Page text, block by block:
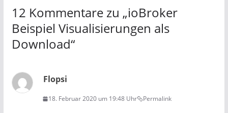
12 Kommentare zu „ioBroker
Beispiel Visualisierungen als
Download“
Flopsi
18. Februar 2020 um 19:48 Uhr Permalink